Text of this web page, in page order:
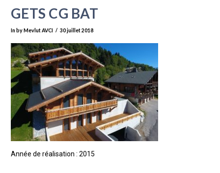
GETS CG BAT
In by Mevlut AVCI 30 juillet 2018
Année de réalisation : 2015